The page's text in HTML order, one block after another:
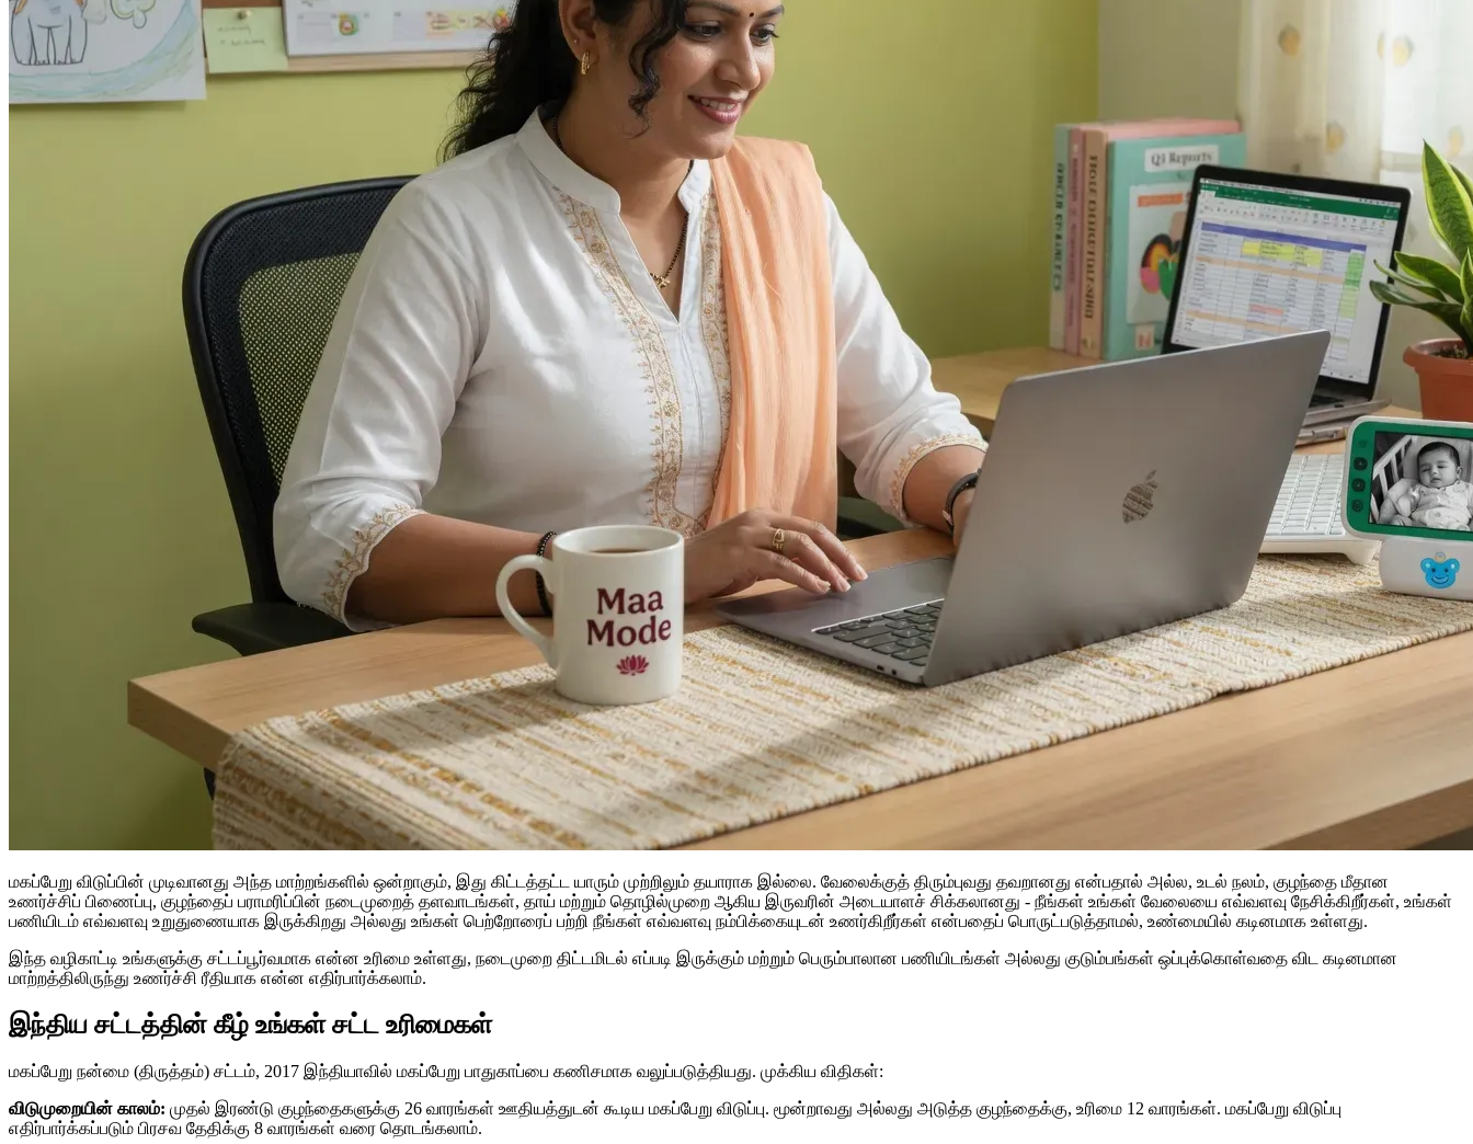
மகப்பேறு விடுப்பின் முடிவானது அந்த மாற்றங்களில் ஒன்றாகும், இது கிட்டத்தட்ட யாரும் முற்றிலும் தயாராக இல்லை. வேலைக்குத் திரும்புவது தவறானது என்பதால் அல்ல, உடல் நலம், குழந்தை மீதான
உணர்ச்சிப் பிணைப்பு, குழந்தைப் பராமரிப்பின் நடைமுறைத் தளவாடங்கள், தாய் மற்றும் தொழில்முறை ஆகிய இருவரின் அடையாளச் சிக்கலானது - நீங்கள் உங்கள் வேலையை எவ்வளவு நேசிக்கிறீர்கள், உங்கள்
பணியிடம் எவ்வளவு உறுதுணையாக இருக்கிறது அல்லது உங்கள் பெற்றோரைப் பற்றி நீங்கள் எவ்வளவு நம்பிக்கையுடன் உணர்கிறீர்கள் என்பதைப் பொருட்படுத்தாமல், உண்மையில் கடினமாக உள்ளது.
இந்த வழிகாட்டி உங்களுக்கு சட்டப்பூர்வமாக என்ன உரிமை உள்ளது, நடைமுறை திட்டமிடல் எப்படி இருக்கும் மற்றும் பெரும்பாலான பணியிடங்கள் அல்லது குடும்பங்கள் ஒப்புக்கொள்வதை விட கடினமான
மாற்றத்திலிருந்து உணர்ச்சி ரீதியாக என்ன எதிர்பார்க்கலாம்.
இந்திய சட்டத்தின் கீழ் உங்கள் சட்ட உரிமைகள்
மகப்பேறு நன்மை (திருத்தம்) சட்டம், 2017 இந்தியாவில் மகப்பேறு பாதுகாப்பை கணிசமாக வலுப்படுத்தியது. முக்கிய விதிகள்:
விடுமுறையின் காலம்: முதல் இரண்டு குழந்தைகளுக்கு 26 வாரங்கள் ஊதியத்துடன் கூடிய மகப்பேறு விடுப்பு. மூன்றாவது அல்லது அடுத்த குழந்தைக்கு, உரிமை 12 வாரங்கள். மகப்பேறு விடுப்பு
எதிர்பார்க்கப்படும் பிரசவ தேதிக்கு 8 வாரங்கள் வரை தொடங்கலாம்.